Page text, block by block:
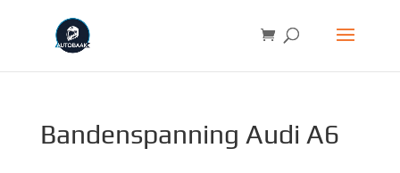
Bandenspanning Audi A6